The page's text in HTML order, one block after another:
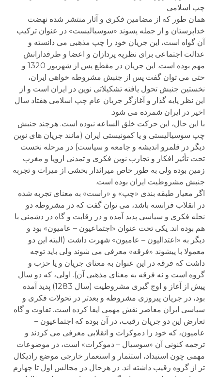
چپ اسلامی
همان طور که از مضامین فکری و آثار منتشر شده نهضت
خداپرستان و از جمله پسوند «سوسیالیست» در عنوان ترکیب
آن گواه است، این جریان خود را چپ مذهبی می دانسته و
عدالت اجتماعی برای نظریه پردازان و اعضا و طرفدارانش
مهم بوده است. این جریان در مقطع پس از شهریور 1320 و
حتی می توان گفت پس از جنبش مشروطه خواهی ایران،
نخستین جنبش تحول یافته تشکیلاتی نوین در ایران است و از
این نظر پایه گذار و آغازگر جریان عام چپ اسلامی هفتاد سال
اخیر در ایران شمرده می شود.
با این حال، این حرکت خلق الساعه نبوده است. هرچند جنبش
چپ سوسیالیستی و یا کمونیستی ایران (مانند جریان های نوین
دیگر در قلمرو اندیشه و جامعه و سیاست) در مرحله نخست
تحت تأثیر افکار و تجارب نوین فکری و تمدنی اروپا و مغرب
زمین بوده ولی به طور خاص میراثدار بخشی از میراث و تجربه
جنبش مشروطیت ایران بوده است.
اگر معیار طبقه بندی «چپ» و «راست» به معنای تجربه شده
در انقلاب فرانسه باشد، می توان گفت که در مشروطه دو
نحله فکری و سیاسی پدید آمده و در رقابت و گاه در دشمنی با
هم بوده اند. یکی تحت عنوان «اجتماعیون – عامیون» بود و
دیگر به «اعتدالیون – عامیون» شهرت داشت (البته این دو
معمولا با پیشوند «فرقه» معرفی می شوند ولی باید توجه
داشت که فرقه در این عنوان به معنای جریان و یا حزب و
گروه است و نه فرقه به معنای مذهبی آن). اولی، که دو سال
پیش از آغاز و اوج گیری مشروطیت (سال 1283) پدید آمده
بود، در جریان پیروزی مشروطه و بعدتر در تحولات فکری و
سیاسی ایران معاصر نقش مهمی ایفا کرده است. تفاوت و گاه
تعارض این دو جریان رقیب، در آن بوده که اجتماعیون –
عامیون، که خود را دموکرات و انقلابی معرفی می کردند و
ترجمه کنونی آن «سوسیال – دموکرات» است، در موضوعات
مهمی چون استبداد، استثمار و استعمار خارجی موضع رادیکال
تر از گروه رقیب داشته اند. در هرحال در مجالس اول تا چهارم